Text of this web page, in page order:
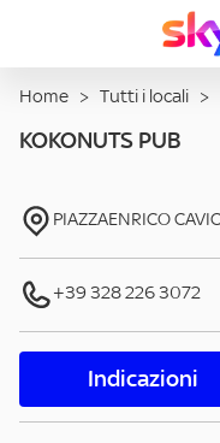
Home > Tutti i locali >
KOKONUTS PUB
PIAZZAENRICO
+39 328 226 3072
Indicazioni